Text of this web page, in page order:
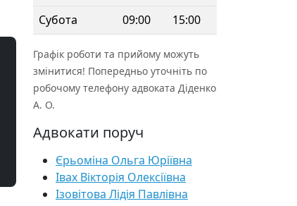
Субота
09:00 15:00
Графік роботи та прийому можуть
змінитися! Попередньо уточніть по
робочому телефону адвоката Діденко
А. О.
Адвокати поруч
Єрьоміна Ольга Юріївна
Івах Вікторія Олексіївна
Ізовітова Лідія Павлівна